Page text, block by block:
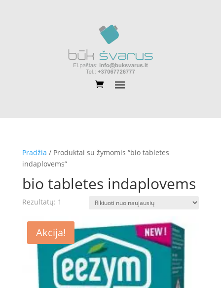
Pradžia / Produktai su žymomis “bio tabletes
indaplovems”
bio tabletes indaplovems
Rezultatų: 1
Akcija!